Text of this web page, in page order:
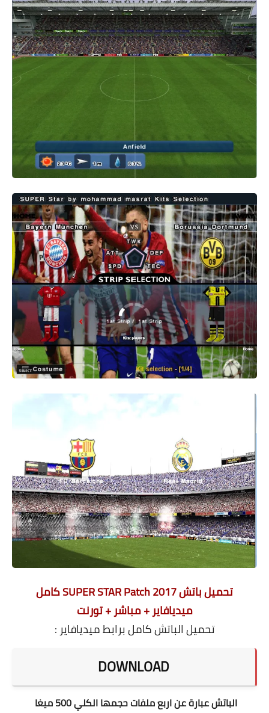
تحميل باتش SUPER STAR Patch 2017 كامل
ميديافاير + مباشر + تورنت
تحميل الباتش كامل برابط ميديافاير :
DOWNLOAD
الباتش عبارة عن اربع ملفات حجمها الكلي 500 ميغا